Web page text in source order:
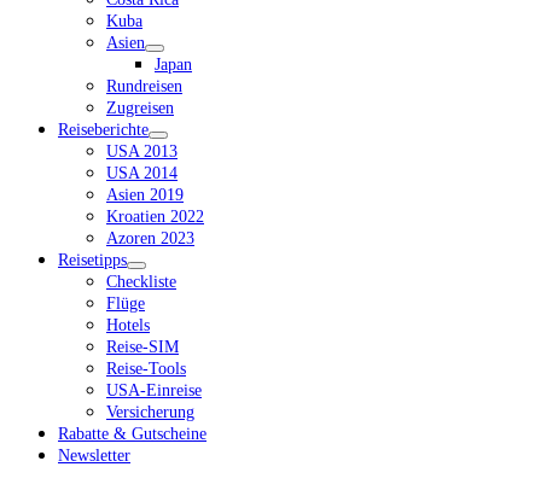
Kuba
Asien
Dropdown-
Menü
öffnen
Japan
Rundreisen
Zugreisen
Reiseberichte
Dropdown-
Menü
öffnen
USA 2013
USA 2014
Asien 2019
Kroatien 2022
Azoren 2023
Reisetipps
Dropdown-
Menü
öffnen
Checkliste
Flüge
Hotels
Reise-SIM
Reise-Tools
USA-Einreise
Versicherung
Rabatte & Gutscheine
Newsletter